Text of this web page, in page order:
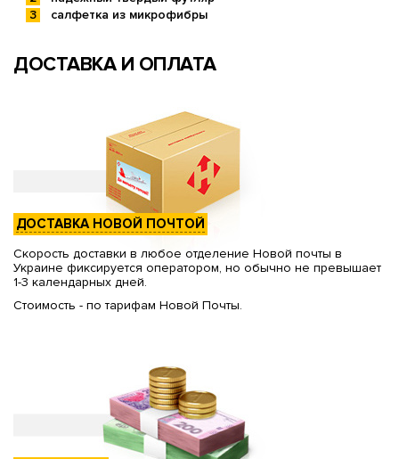
салфетка из микрофибры
ДОСТАВКА И ОПЛАТА
ДОСТАВКА НОВОЙ ПОЧТОЙ
Скорость доставки в любое отделение Новой почты в
Украине фиксируется оператором, но обычно не превышает
1-3 календарных дней.
Стоимость - по тарифам Новой Почты.